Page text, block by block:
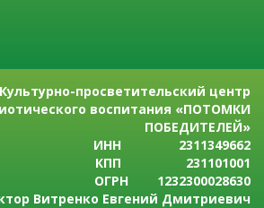
просветительский центр
воспитания «ПОТОМКИ
ПОБЕДИТЕЛЕЙ»
ИНН 2311349662
КПП 231101001
ОГРН 1232300028630
Витренко Евгений Дмитриевич